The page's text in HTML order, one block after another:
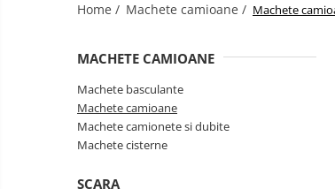
terasamente
Alte machete de utilaje
Machete camioane
Home / Machete camioane / Machete
MACHETE CAMIOANE
Machete basculante
Machete camioane
Machete camionete si dubite
Machete cisterne
SCARA